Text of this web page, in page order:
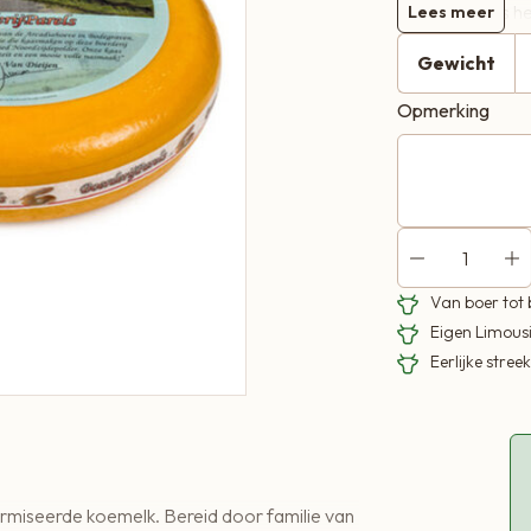
boerderijkaas
zacht van
Lees meer
Gewicht
Opmerking
Van boer tot
Eigen
Eerlijke
koemelk. Bereid door familie van